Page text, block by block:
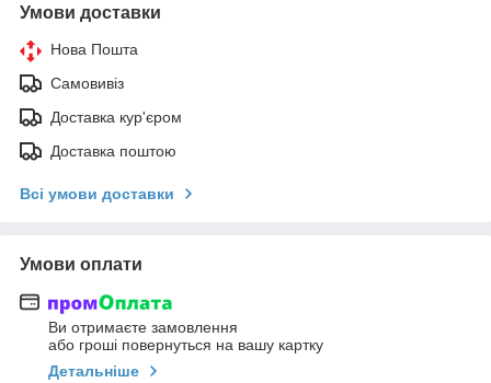
Умови доставки
Нова Пошта
Самовивіз
Доставка кур'єром
Доставка поштою
Всі умови доставки
Умови оплати
Ви отримаєте замовлення
або гроші повернуться на вашу картку
Детальніше